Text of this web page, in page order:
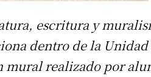
escritura y
dentro de la
mural realizado por